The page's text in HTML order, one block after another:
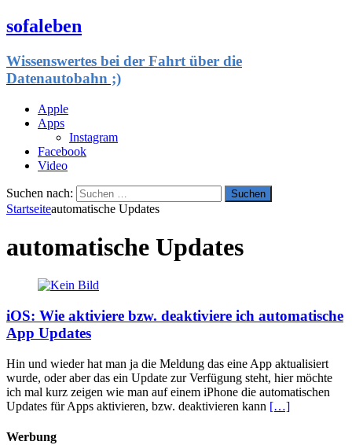
sofaleben
Wissenswertes bei der Fahrt über die
Datenautobahn ;)
Apple
Apps
Instagram
Facebook
Video
Suchen nach:
Startseiteautomatische Updates
automatische Updates
iOS: Wie aktiviere bzw. deaktiviere ich automatische
App Updates
Hin und wieder hat man ja die Meldung das eine App aktualisiert
wurde, oder aber das ein Update zur Verfügung steht, hier möchte
ich mal kurz zeigen wie man auf einem iPhone die automatischen
Updates für Apps aktivieren, bzw. deaktivieren kann […]
Werbung